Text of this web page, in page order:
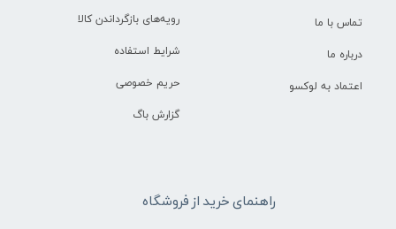
راهنمای خرید از فروشگاه
رویه‌های بازگرداندن کالا
شرایط استفاده
حریم خصوصی
گزارش باگ
تماس با ما
درباره ما
اعتماد به لوکسو